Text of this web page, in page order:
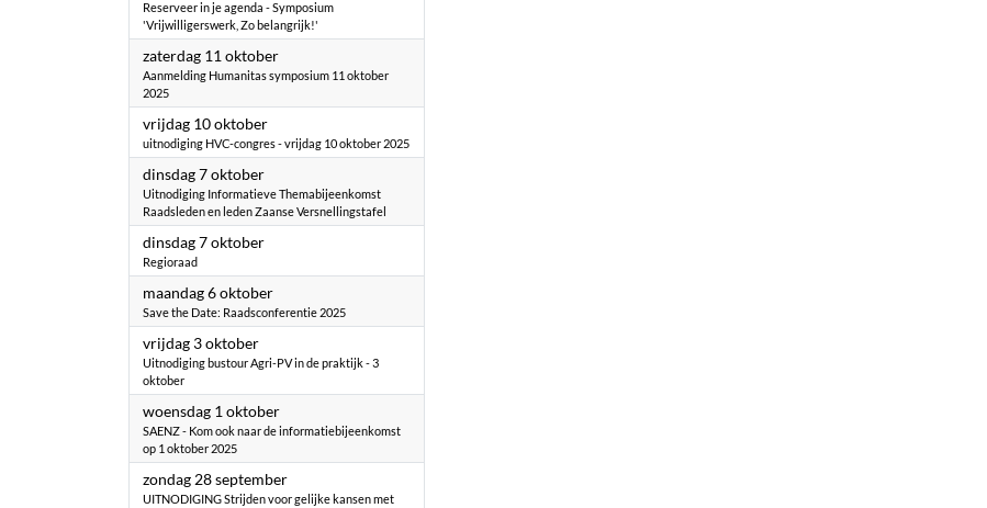
Reserveer in je agenda - Symposium
'Vrijwilligerswerk, Zo belangrijk!'
zaterdag 11 oktober2025
Aanmelding Humanitas symposium 11 oktober
2025
vrijdag 10 oktober2025
uitnodiging HVC-congres - vrijdag 10 oktober 2025
dinsdag 7 oktober2025
Uitnodiging Informatieve Themabijeenkomst
Raadsleden en leden Zaanse Versnellingstafel
dinsdag 7 oktober2025
Regioraad
maandag 6 oktober2025
Save the Date: Raadsconferentie 2025
vrijdag 3 oktober2025
Uitnodiging bustour Agri-PV in de praktijk - 3
oktober
woensdag 1 oktober2025
SAENZ - Kom ook naar de informatiebijeenkomst
op 1 oktober 2025
zondag 28 september2025
UITNODIGING Strijden voor gelijke kansen met